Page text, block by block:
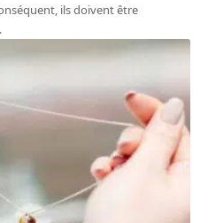
ils doivent être